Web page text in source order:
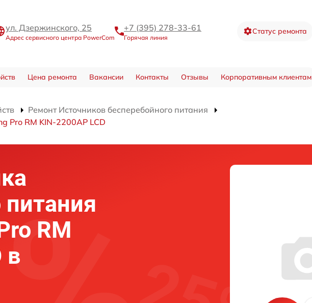
ул. Дзержинского, 25
Адрес сервисного центра PowerCom
+7 (395) 278-33-61
Горячая линия
Статус ремонта
Цена ремонта Вакансии Контакты Отзывы Корпоративным клиентам
Ремонт Источников бесперебойного питания
Pro RM KIN-2200AP LCD
питания
RM
в